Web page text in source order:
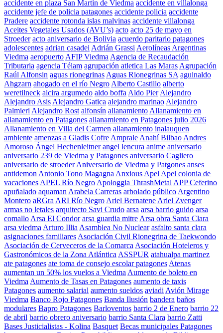
accidente en plaza San Martin de Viedma accidente en villalonga
accidente jefe de policia patagones accidente policia accidente
Pradere accidente rotonda islas malvinas accidente villalonga
Aceites Vegetales Usados (AVU’s) acto acto 25 de mayo en
Stroeder acto aniversario de Bolivia acuerdo paritario patagones
adolescentes adrian casadei Adrián Grassi Aerolíneas Argentinas
Viedma aeropuerto AFIP Viedma Agencia de Recaudación
Tributaria agencia Télam agrupación atletica Las Maras Agrupación
Raúl Alfonsin aguas rionegrinas Aguas Rionegrinas SA aguinaldo
Ahgzarn ahogado en el río Negro Alberto Castillo alberto
weretilneck alcira argumedo aldo boffa Aldo Pier Alejandro
Alejandro Asis Alejandro Gatica alejandro marinao Alejandro
Palmieri Alejandro Rost alfonsín allanamiento Allanamiento en
allanamiento en Patagones allanamiento en Patagones julio 2026
Allanamiento en Villa del Carmen allanamiento inalauquen
ambiente amenzas a Gladis Cofre Amprale Anahí Bilbao Andres
Amoroso Ángel Hechenleitner angel lencura anime aniversario
aniversario 239 de Viedma y Patagones aniversario Cagliero
aniversario de stroeder Aniversario de Viedma y Patgones anses
antidemon Antonio Tono Magagna Anxious Apel Apel colonia de
vacaciones APEL Río Negro Apologgia ThrashMetal APP Ceferino
apuñalado aquaman Arabela Carreras arbolado público Argentino
Montero aRGra ARI Río Negro Ariel Bernatene Ariel Zvenger
armas no letales arquitecto Savi Crudo arsa arsa barrio guido arsa
comallo Arsa El Condor arsa guardia mitre Arsa obra Santa Clara
arsa viedma Arturo Illia Asamblea No Nuclear asfalto santa clara
asignaciones familiares Asociación Civil Rionegrina de Taekwondo
Asociación de Cerveceros de la Comarca Asociación Hoteleros y
Gastronómicos de la Zona Atlántica ASSPUR atahualpa martinez
ate patagones ate toma de consejo escolar patagones Atenas
aumentan un 50% los vuelos a Viedma Aumento de boleto en
Viedma Aumento de Tasas en Patagones aumento de taxis
Patagones aumento salarial aumento sueldos aviadi Avión Mirage
Viedma Banco Rojo Patagones Banda Ilusión bandera baños
modulares Bapro Patagones Barloventos barrio 2 de Enero barrio 22
de abril barrio obrero aniversario barrio Santa Clara barrio Zatti
Bases Justicialistas - Kolina Basquet Becas municipales Patagones